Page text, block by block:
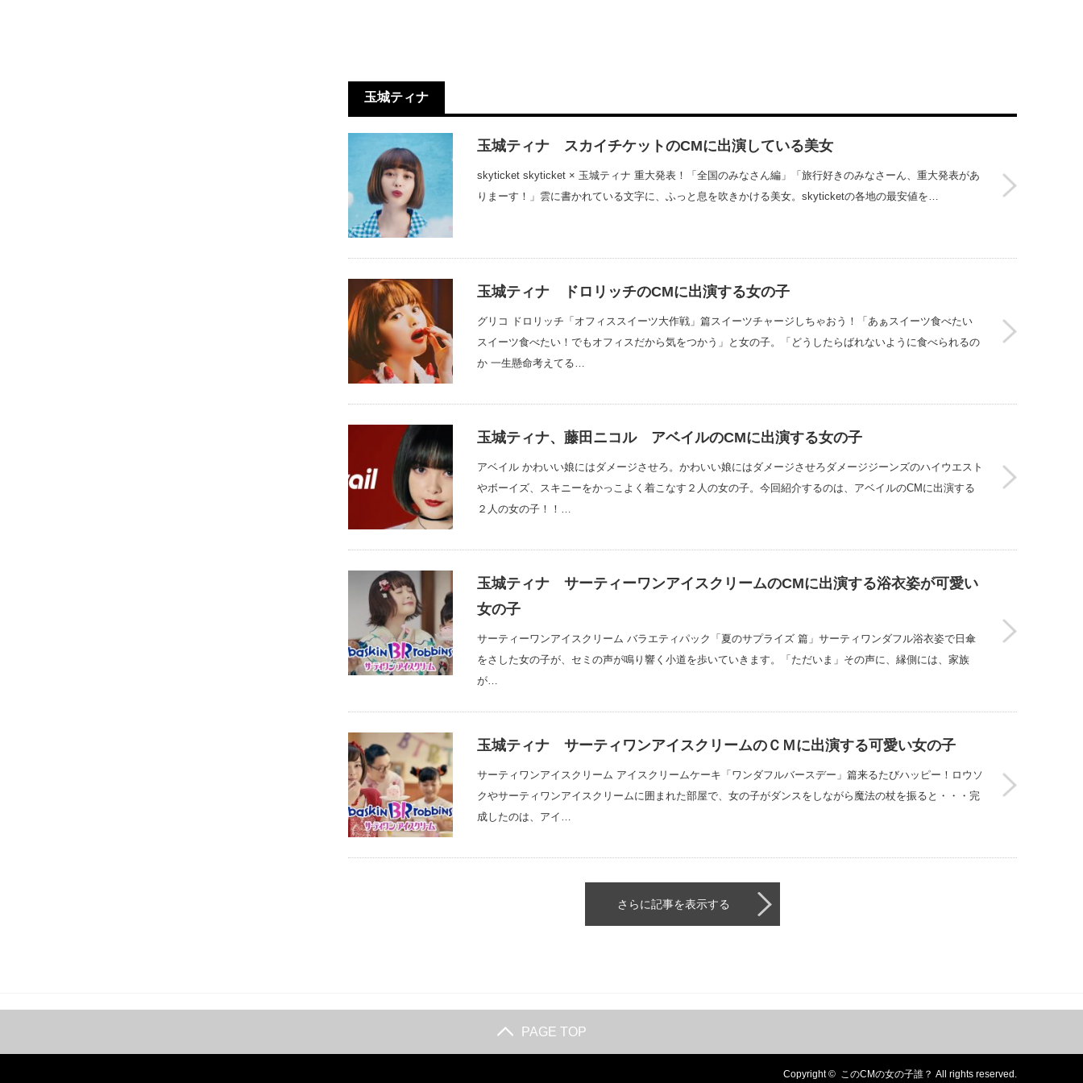
玉城ティナ
玉城ティナ スカイチケットのCMに出演している美女
skyticket skyticket × 玉城ティナ 重大発表！「全国のみなさん編」「旅行好きのみなさーん、重大発表があ
りまーす！」雲に書かれている文字に、ふっと息を吹きかける美女。skyticketの各地の最安値を…
玉城ティナ ドロリッチのCMに出演する女の子
グリコ ドロリッチ「オフィススイーツ大作戦」篇スイーツチャージしちゃおう！「あぁスイーツ食べたい
スイーツ食べたい！でもオフィスだから気をつかう」と女の子。「どうしたらばれないように食べられるの
か 一生懸命考えてる…
玉城ティナ、藤田ニコル アベイルのCMに出演する女の子
アベイル かわいい娘にはダメージさせろ。かわいい娘にはダメージさせろダメージジーンズのハイウエスト
やボーイズ、スキニーをかっこよく着こなす２人の女の子。今回紹介するのは、アベイルのCMに出演する
２人の女の子！！…
玉城ティナ サーティーワンアイスクリームのCMに出演する浴衣姿が可愛い
女の子
サーティーワンアイスクリーム バラエティパック「夏のサプライズ 篇」サーティワンダフル浴衣姿で日傘
をさした女の子が、セミの声が鳴り響く小道を歩いていきます。「ただいま」その声に、縁側には、家族
が…
玉城ティナ サーティワンアイスクリームのＣＭに出演する可愛い女の子
サーティワンアイスクリーム アイスクリームケーキ「ワンダフルバースデー」篇来るたびハッピー！ロウソ
クやサーティワンアイスクリームに囲まれた部屋で、女の子がダンスをしながら魔法の杖を振ると・・・完
成したのは、アイ…
さらに記事を表示する
PAGE TOP
Copyright © このCMの女の子誰？ All rights reserved.